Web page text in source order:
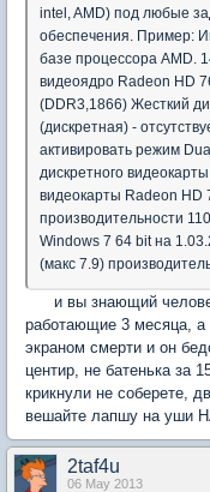
intel, AMD) под любые
обеспечения. Пример:
базе процессора AMD.
видеоядро Radeon HD
(DDR3,1866) Жесткий
(дискретная) -
активировать режим
дискретного
видеокарты Radeon HD
производительности
Windows 7 64 bit на
(макс 7.9)
и вы знающий
работающие 3 месяца, а
экраном смерти и он
центир, не батенька за
крикнули не соберете,
вешайте лапшу на уши
2taf4u
06 May 2013